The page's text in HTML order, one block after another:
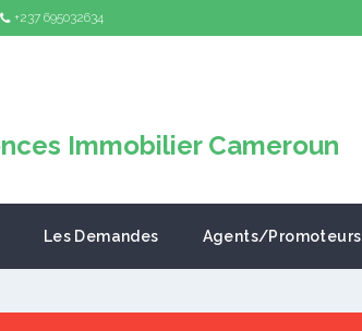
+237 695032634
Les Demandes Agents/Promoteurs